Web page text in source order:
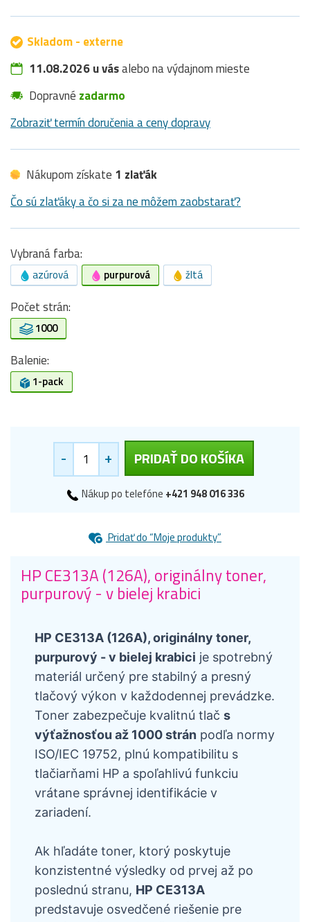
Skladom - externe
11.08.2026 u vásalebo na výdajnom mieste
Dopravné zadarmo
Zobraziť termín doručenia a ceny dopravy
Nákupom získate 1 zlaťák
Čo sú zlaťáky a čo si za ne môžem zaobstarať?
Vybraná farba:
azúrová purpurová žltá
Počet strán:
1000
Balenie:
1-pack
- + PRIDAŤ DO KOŠÍKA
Nákup po telefóne +421 948 016 336
Pridať do “Moje produkty”
HP CE313A (126A), originálny toner,
purpurový - v bielej krabici
HP CE313A (126A), originálny toner,
purpurový - v bielej krabici je spotrebný
materiál určený pre stabilný a presný
tlačový výkon v každodennej prevádzke.
Toner zabezpečuje kvalitnú tlač s
výťažnosťou až 1000 strán podľa normy
ISO/IEC 19752, plnú kompatibilitu s
tlačiarňami HP a spoľahlivú funkciu
vrátane správnej identifikácie v
zariadení.
Ak hľadáte toner, ktorý poskytuje
konzistentné výsledky od prvej až po
poslednú stranu, HP CE313A
predstavuje osvedčené riešenie pre